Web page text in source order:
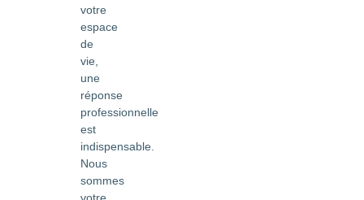
votre
espace
de
vie,
une
réponse
professionnelle
est
indispensable.
Nous
sommes